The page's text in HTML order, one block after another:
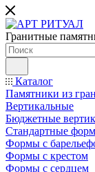
Гранитные
Каталог
Памятники из
Вертикальные
Бюджетные
Стандартные
Формы с
Формы с крестом
Формы с сердцем